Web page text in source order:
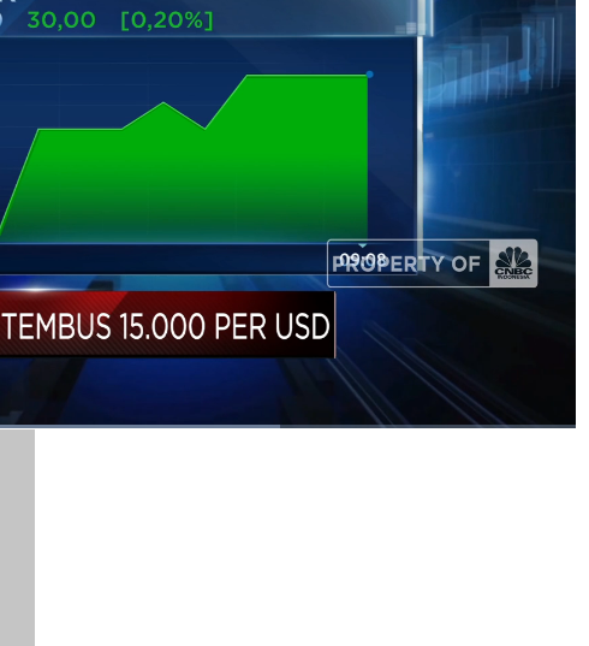
WIB terpantau melemah 0,20% terhadap Dolar ke posisi Rp
(Rabu, 21/09/2022)